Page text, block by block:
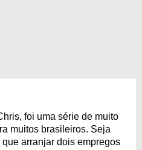
foi uma série de muito
muitos brasileiros. Seja
arranjar dois empregos